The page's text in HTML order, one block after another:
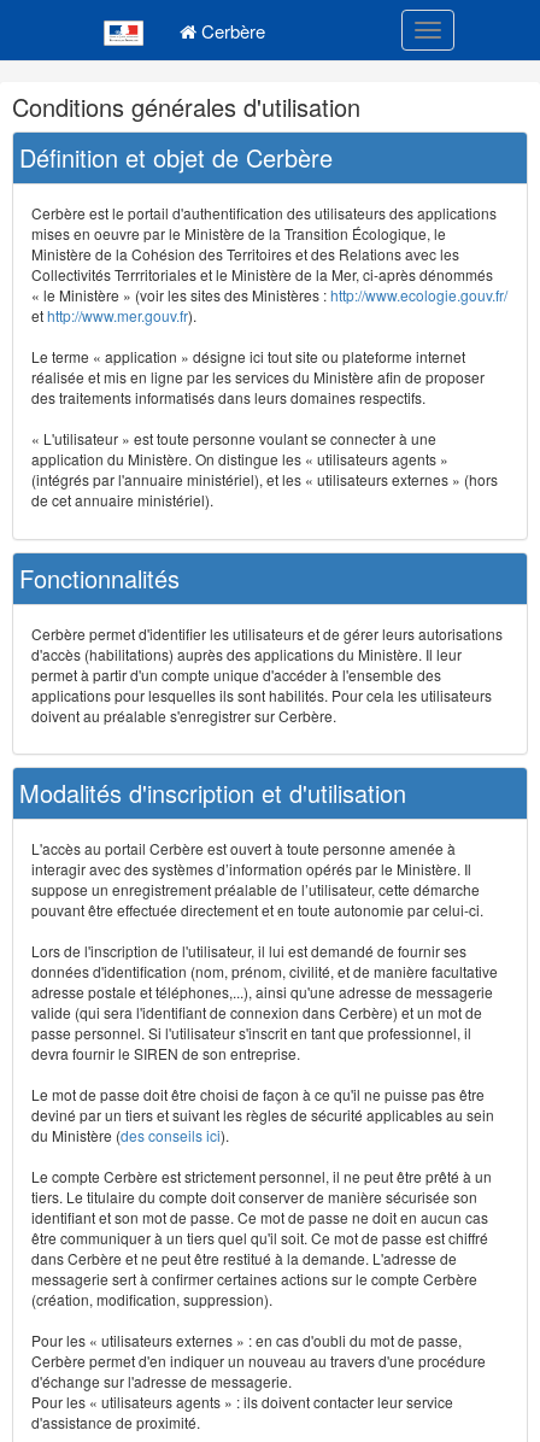
Cerbère Toggle
Navigation
et
outils
annexes
Conditions générales d'utilisation
Définition et objet de Cerbère
Cerbère est le portail d'authentification des utilisateurs des applications
mises en oeuvre par le Ministère de la Transition Écologique, le
Ministère de la Cohésion des Territoires et des Relations avec les
Collectivités Terrritoriales et le Ministère de la Mer, ci-après dénommés
« le Ministère » (voir les sites des Ministères :http://www.ecologie.gouv.fr/
ethttp://www.mer.gouv.fr).
Le terme « application » désigne ici tout site ou plateforme internet
réalisée et mis en ligne par les services du Ministère afin de proposer
des traitements informatisés dans leurs domaines respectifs.
« L'utilisateur » est toute personne voulant se connecter à une
application du Ministère. On distingue les « utilisateurs agents »
(intégrés par l'annuaire ministériel), et les « utilisateurs externes » (hors
de cet annuaire ministériel).
Fonctionnalités
Cerbère permet d'identifier les utilisateurs et de gérer leurs autorisations
d'accès (habilitations) auprès des applications du Ministère. Il leur
permet à partir d'un compte unique d'accéder à l'ensemble des
applications pour lesquelles ils sont habilités. Pour cela les utilisateurs
doivent au préalable s'enregistrer sur Cerbère.
Modalités d'inscription et d'utilisation
L'accès au portail Cerbère est ouvert à toute personne amenée à
interagir avec des systèmes d’information opérés par le Ministère. Il
suppose un enregistrement préalable de l’utilisateur, cette démarche
pouvant être effectuée directement et en toute autonomie par celui-ci.
Lors de l'inscription de l'utilisateur, il lui est demandé de fournir ses
données d'identification (nom, prénom, civilité, et de manière facultative
adresse postale et téléphones,...), ainsi qu'une adresse de messagerie
valide (qui sera l'identifiant de connexion dans Cerbère) et un mot de
passe personnel. Si l'utilisateur s'inscrit en tant que professionnel, il
devra fournir le SIREN de son entreprise.
Le mot de passe doit être choisi de façon à ce qu'il ne puisse pas être
deviné par un tiers et suivant les règles de sécurité applicables au sein
du Ministère (des conseils ici).
Le compte Cerbère est strictement personnel, il ne peut être prêté à un
tiers. Le titulaire du compte doit conserver de manière sécurisée son
identifiant et son mot de passe. Ce mot de passe ne doit en aucun cas
être communiquer à un tiers quel qu'il soit. Ce mot de passe est chiffré
dans Cerbère et ne peut être restitué à la demande. L'adresse de
messagerie sert à confirmer certaines actions sur le compte Cerbère
(création, modification, suppression).
Pour les « utilisateurs externes » : en cas d'oubli du mot de passe,
Cerbère permet d'en indiquer un nouveau au travers d'une procédure
d'échange sur l'adresse de messagerie.
Pour les « utilisateurs agents » : ils doivent contacter leur service
d'assistance de proximité.